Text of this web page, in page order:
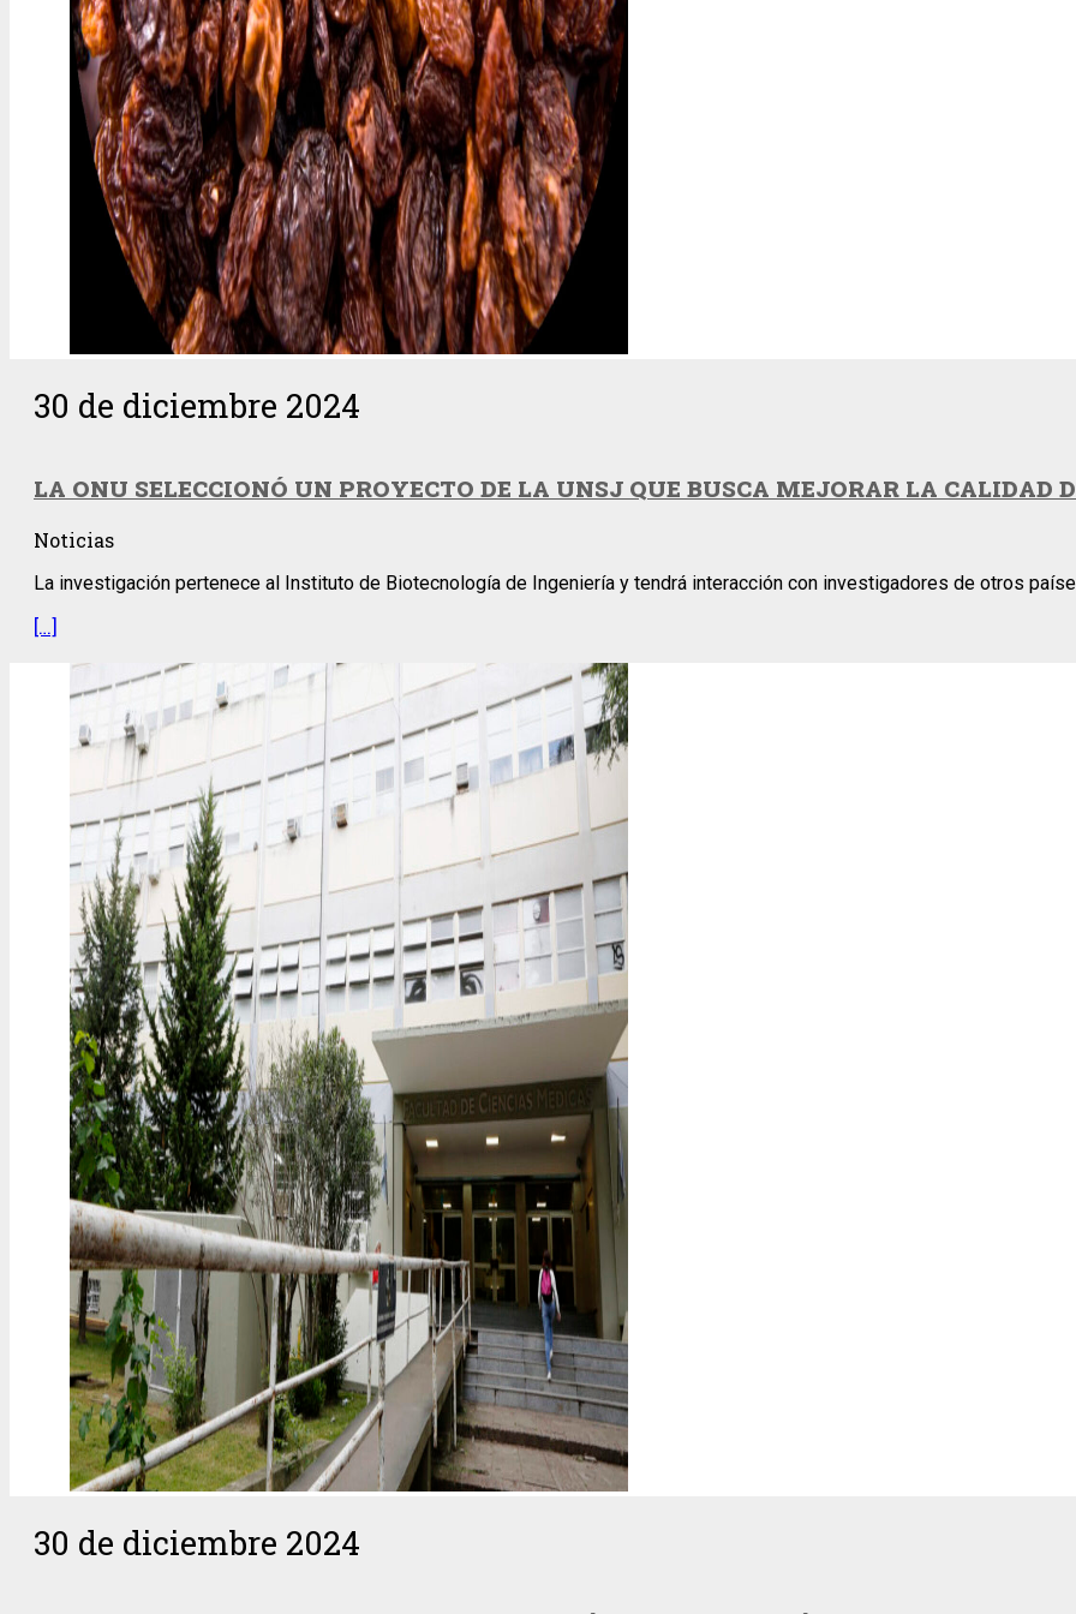
30 de diciembre 2024
LA ONU SELECCIONÓ UN PROYECTO DE LA UNSJ QUE BUSCA MEJORAR LA CALIDAD
Noticias
La investigación pertenece al Instituto de Biotecnología de Ingeniería y tendrá interacción con investigadores de otros
[…]
30 de diciembre 2024